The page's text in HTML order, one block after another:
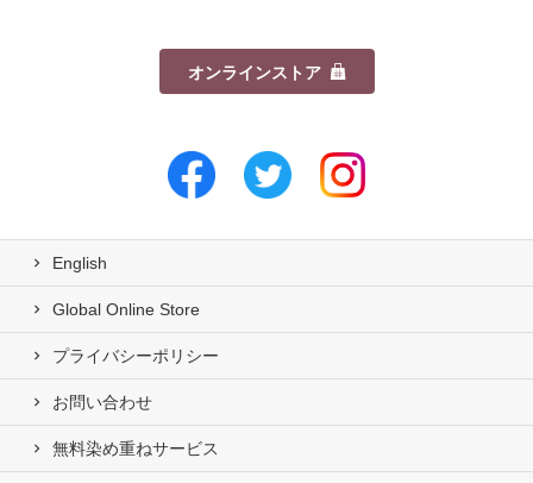
オンラインストア
English
Global Online Store
プライバシーポリシー
お問い合わせ
無料染め重ねサービス